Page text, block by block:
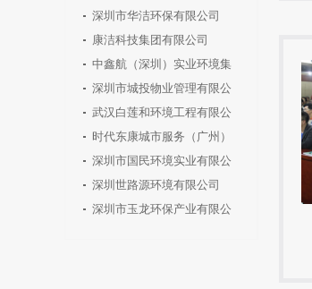
深圳市华洁环保有限公司
康洁科技集团有限公司
中鑫航（深圳）实业环境集
团有限公
深圳市城投物业管理有限公
司
武汉白莲和环境工程有限公
司
时代东康城市服务（广州）
有限公司
深圳市国民环境实业有限公
司
深圳世路源环境有限公司
深圳市玉龙环保产业有限公